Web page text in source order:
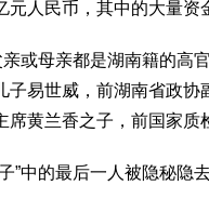
元人民币，其中的大量资
亲或母亲都是湖南籍的高
子易世威，前湖南省政协
席黄兰香之子，前国家质
”中的最后一人被隐秘隐